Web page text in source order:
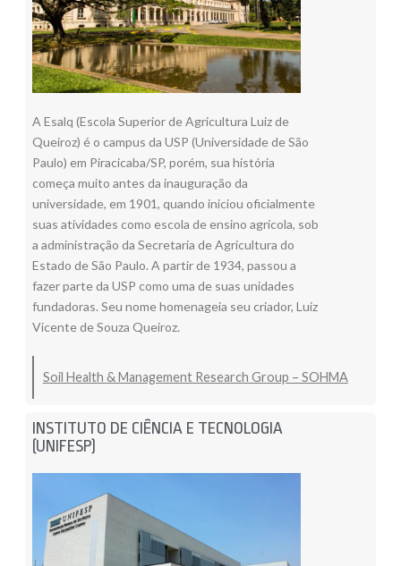
A Esalq (Escola Superior de Agricultura Luiz de
Queiroz) é o campus da USP (Universidade de São
Paulo) em Piracicaba/SP, porém, sua história
começa muito antes da inauguração da
universidade, em 1901, quando iniciou oficialmente
suas atividades como escola de ensino agrícola, sob
a administração da Secretaria de Agricultura do
Estado de São Paulo. A partir de 1934, passou a
fazer parte da USP como uma de suas unidades
fundadoras. Seu nome homenageia seu criador, Luiz
Vicente de Souza Queiroz.
Soil Health & Management Research Group – SOHMA
INSTITUTO DE CIÊNCIA E TECNOLOGIA
(UNIFESP)